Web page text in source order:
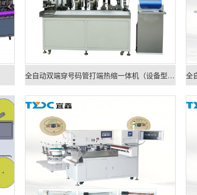
全自动双端穿号码管打端热缩一体机（设备型号：TYDC-JH-02）